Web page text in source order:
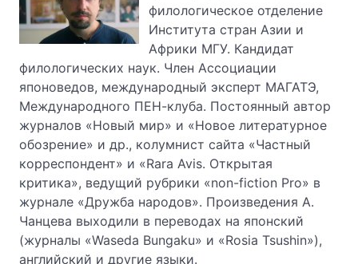
филологическое отделение
Института стран Азии и
Африки МГУ. Кандидат
филологических наук. Член Ассоциации
японоведов, международный эксперт МАГАТЭ,
Международного ПЕН-клуба. Постоянный автор
журналов «Новый мир» и «Новое литературное
обозрение» и др., колумнист сайта «Частный
корреспондент» и «Rara Avis. Открытая
критика», ведущий рубрики «non-fiction Pro» в
журнале «Дружба народов». Произведения А.
Чанцева выходили в переводах на японский
(журналы «Waseda Bungaku» и «Rosia Tsushin»),
английский и другие языки.